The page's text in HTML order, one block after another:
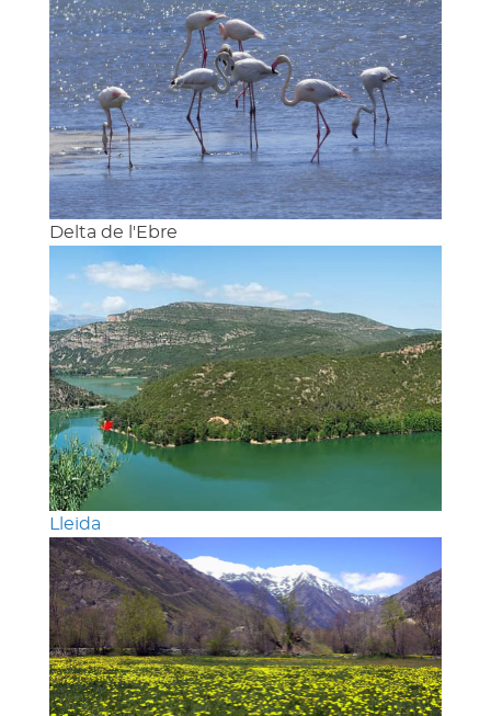
Delta de l'Ebre
Lleida